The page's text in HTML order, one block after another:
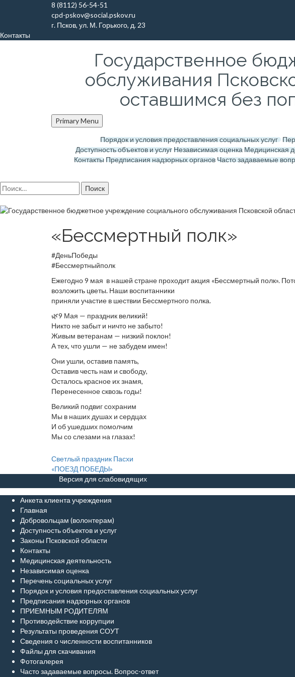
8 (8112) 56-54-51
cpd-pskov@social.pskov.ru
г. Псков, ул. М. Горького, д. 23
Контакты
Государственное
обслуживания
оставшимся без
Primary Menu
Порядок и условия предоставления социальных услуг
Доступность объектов и услугНезависимая оценкаМедицинская
КонтактыПредписания надзорных органовЧасто задаваемые
Найти:
«Бессмертный полк»
#ДеньПобеды
#Бессмертныйполк
Ежегодно 9 мая в нашей стране проходит акция «Бессмертный полк».
возложить цветы. Наши воспитанники
приняли участие в шествии Бессмертного полка.
🌿9 Мая — праздник великий!
Никто не забыт и ничто не забыто!
Живым ветеранам — низкий поклон!
А тех, что ушли — не забудем имен!
Они ушли, оставив память,
Оставив честь нам и свободу,
Осталось красное их знамя,
Перенесенное сквозь годы!
Великий подвиг сохраним
Мы в наших душах и сердцах
И об ушедших помолчим
Мы со слезами на глазах!
Навигация
по
записям
Светлый праздник Пасхи
«ПОЕЗД ПОБЕДЫ»
Версия для слабовидящих
Анкета клиента учреждения
Главная
Добровольцам (волонтерам)
Доступность объектов и услуг
Законы Псковской области
Контакты
Медицинская деятельность
Независимая оценка
Перечень социальных услуг
Порядок и условия предоставления социальных услуг
Предписания надзорных органов
ПРИЕМНЫМ РОДИТЕЛЯМ
Противодействие коррупции
Результаты проведения СОУТ
Сведения о численности воспитанников
Файлы для скачивания
Фотогалерея
Часто задаваемые вопросы. Вопрос-ответ